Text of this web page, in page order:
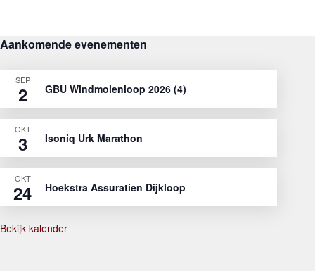
Aankomende evenementen
SEP
2 GBU Windmolenloop 2026 (4)
OKT
3 Isoniq Urk Marathon
OKT
24 Hoekstra Assuratien Dijkloop
Bekijk kalender